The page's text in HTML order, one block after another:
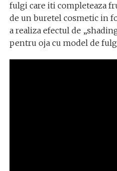
fulgi care iti completeaza
de un buretel cosmetic in
a realiza efectul de
pentru oja cu model de